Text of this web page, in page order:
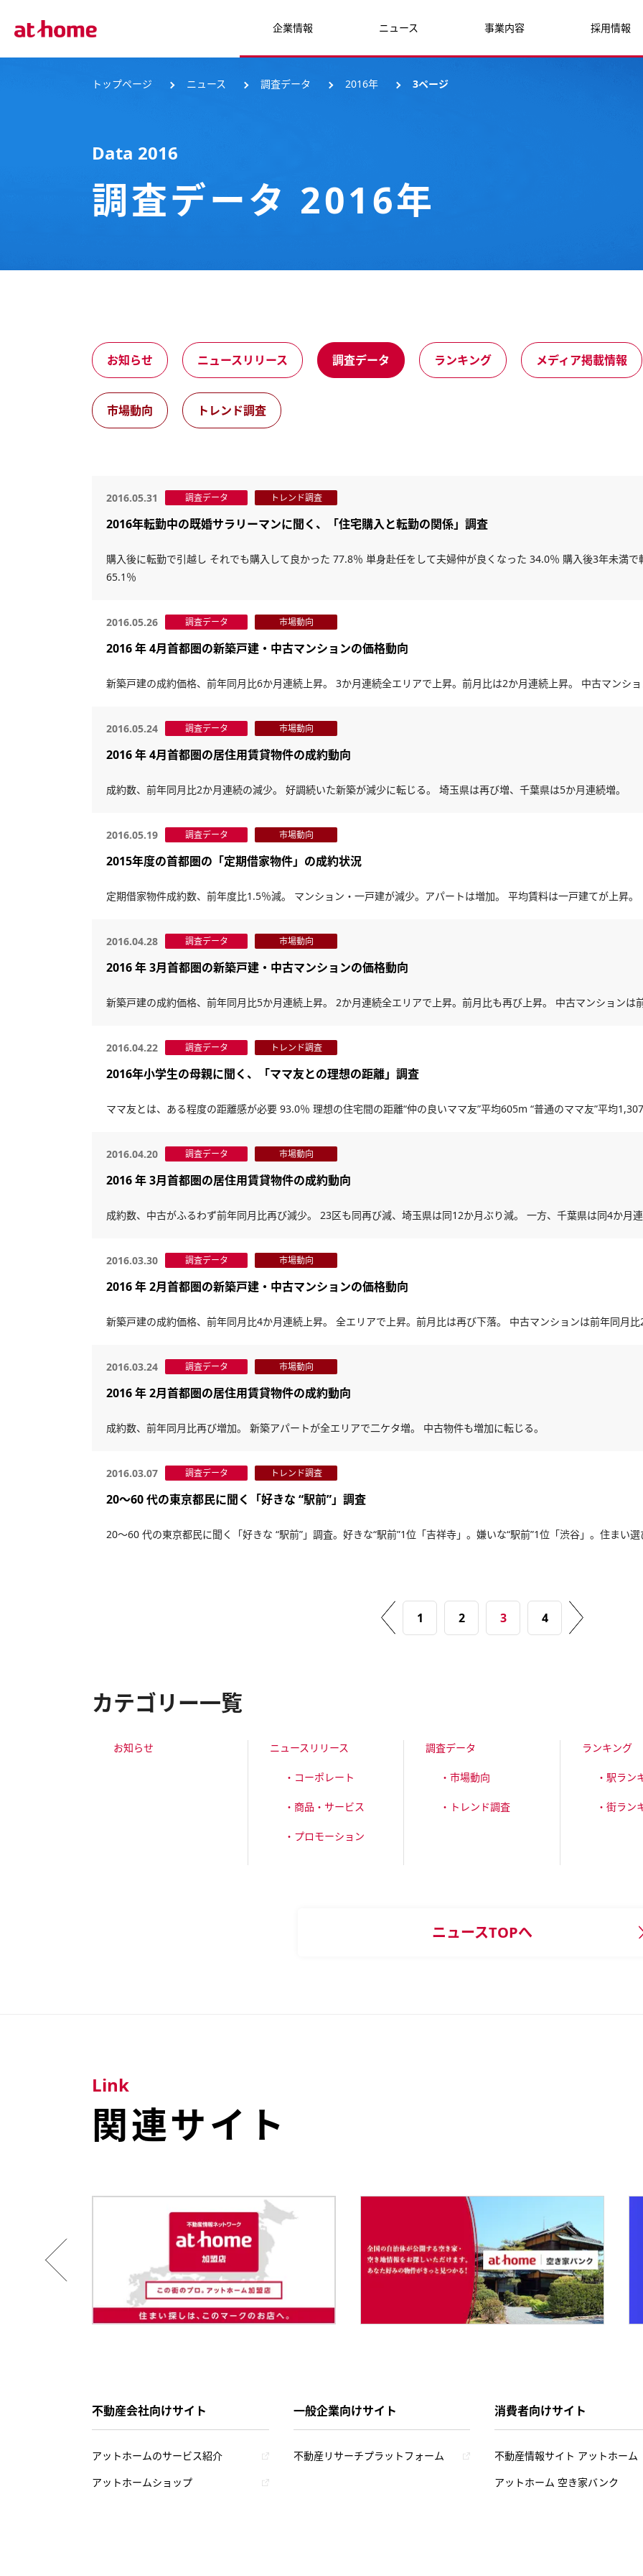
企業情報 ニュース 事業内容 採用情報
トップページ ニュース 調査データ 2016年 3ページ
調査データ 2016年
Data 2016
お知らせ ニュースリリース 調査データ ランキング メディア掲載情報
市場動向 トレンド調査
2016.05.31 調査データ トレンド調査
2016年転勤中の既婚サラリーマンに聞く、「住宅購入と転勤の関係」調査
購入後に転勤で引越し それでも購入して良かった 77.8％ 単身赴任をして夫婦仲が良くなった 34.0％ 購入後3年未満で
65.1％
2016.05.26 調査データ 市場動向
2016 年 4月首都圏の新築戸建・中古マンションの価格動向
新築戸建の成約価格、前年同月比6か月連続上昇。 3か月連続全エリアで上昇。前月比は2か月連続上昇。 中古マンショ
2016.05.24 調査データ 市場動向
2016 年 4月首都圏の居住用賃貸物件の成約動向
成約数、前年同月比2か月連続の減少。 好調続いた新築が減少に転じる。 埼玉県は再び増、千葉県は5か月連続増。
2016.05.19 調査データ 市場動向
2015年度の首都圏の「定期借家物件」の成約状況
定期借家物件成約数、前年度比1.5％減。 マンション・一戸建が減少。アパートは増加。 平均賃料は一戸建てが上昇。
2016.04.28 調査データ 市場動向
2016 年 3月首都圏の新築戸建・中古マンションの価格動向
新築戸建の成約価格、前年同月比5か月連続上昇。 2か月連続全エリアで上昇。前月比も再び上昇。 中古マンションは
2016.04.22 調査データ トレンド調査
2016年小学生の母親に聞く、「ママ友との理想の距離」調査
ママ友とは、ある程度の距離感が必要 93.0％ 理想の住宅間の距離“仲の良いママ友”平均605m “普通のママ友”平均
2016.04.20 調査データ 市場動向
2016 年 3月首都圏の居住用賃貸物件の成約動向
成約数、中古がふるわず前年同月比再び減少。 23区も同再び減、埼玉県は同12か月ぶり減。 一方、千葉県は同4か月連
2016.03.30 調査データ 市場動向
2016 年 2月首都圏の新築戸建・中古マンションの価格動向
新築戸建の成約価格、前年同月比4か月連続上昇。 全エリアで上昇。前月比は再び下落。 中古マンションは前年同月比
2016.03.24 調査データ 市場動向
2016 年 2月首都圏の居住用賃貸物件の成約動向
成約数、前年同月比再び増加。 新築アパートが全エリアで二ケタ増。 中古物件も増加に転じる。
2016.03.07 調査データ トレンド調査
20～60 代の東京都民に聞く「好きな “駅前”」調査
20～60 代の東京都民に聞く「好きな “駅前”」調査。好きな“駅前”1位「吉祥寺」。嫌いな“駅前”1位「渋谷」。住まい選
1 2 3 4
カテゴリー一覧
お知らせ ニュースリリース
・コーポレート
・商品・サービス
・プロモーション
調査データ
・市場動向
・トレンド調査
ランキング
・駅ラン
・街ラン
ニュースTOPへ
関連サイト
Link
不動産会社向けサイト
アットホームのサービス紹介
アットホームショップ
一般企業向けサイト
不動産リサーチプラットフォーム
消費者向けサイト
不動産情報サイト アットホーム
アットホーム 空き家バンク